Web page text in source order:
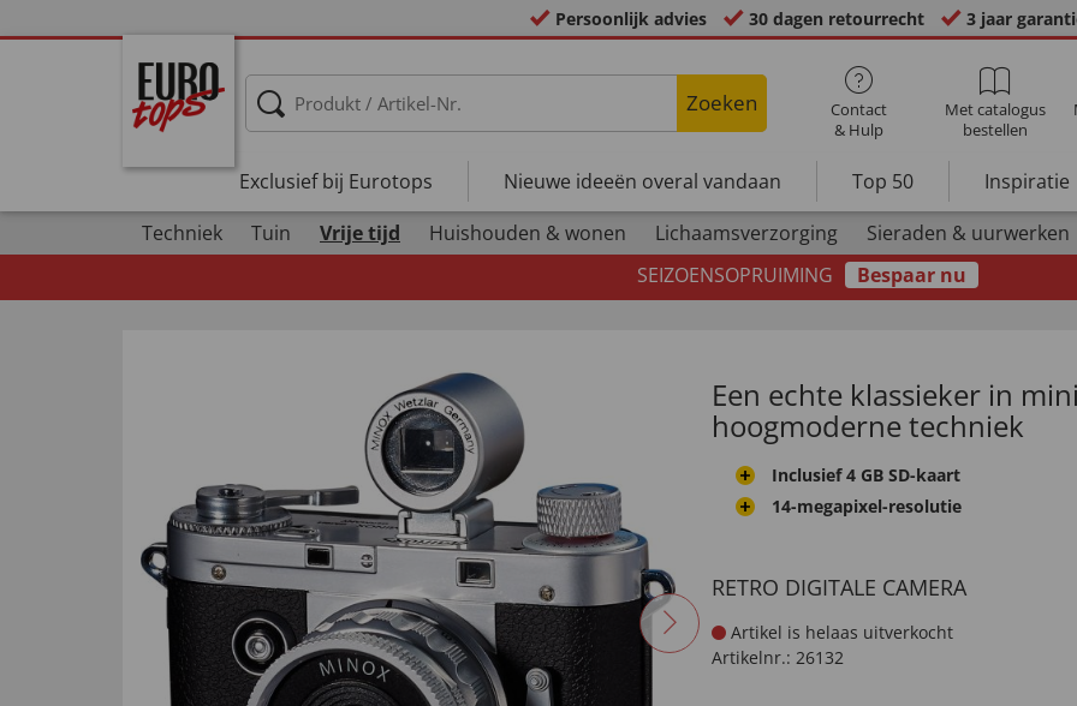
Persoonlijk advies 30 dagen retourrecht 3 jaar
Zoeken
Contact
& Hulp
Met catalogus
bestellen
Exclusief bij Eurotops Nieuwe ideeën overal vandaan Top 50 Inspiratie
Techniek
Tuin Vrije tijd Huishouden & wonen Lichaamsverzorging Sieraden & uurwerken
SEIZOENSOPRUIMING
Bespaar nu
Een echte klassieker in
hoogmoderne techniek
Inclusief 4 GB SD-kaart
14-megapixel-resolutie
RETRO DIGITALE CAMERA
Artikel is helaas uitverkocht
Artikelnr.: 26132